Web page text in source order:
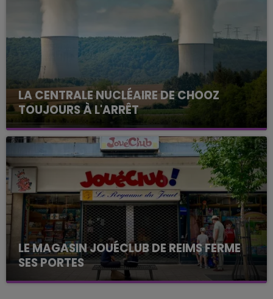
LA CENTRALE NUCLÉAIRE DE CHOOZ
TOUJOURS À L'ARRÊT
Cela fait déjà une semaine que la centrale
nucléaire ardennaise est à l'arrêt. Une situation
justifiée par la sécheresse intense qui est toujours
présente.
LE MAGASIN JOUÉCLUB DE REIMS FERME
SES PORTES
C'était l'une des institutions du centre-ville